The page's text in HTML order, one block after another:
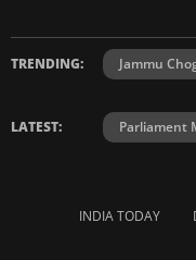
TRENDING: Jammu
LATEST: Parliament
INDIA TODAY